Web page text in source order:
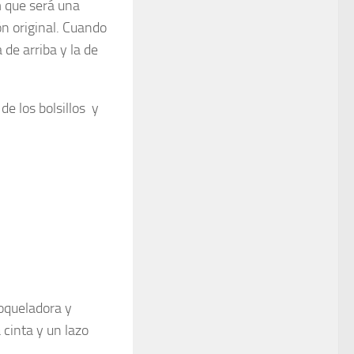
será una
original. Cuando
de arriba y la de
los bolsillos y
y
cinta y un lazo